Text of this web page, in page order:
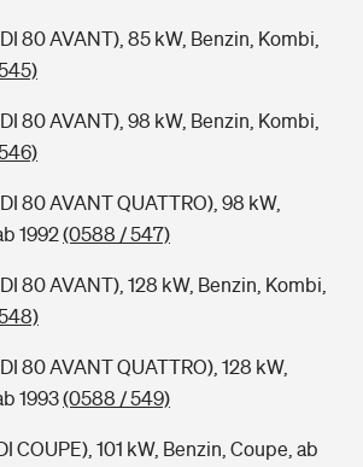
80 AVANT), 85 kW, Benzin, Kombi,
80 AVANT), 98 kW, Benzin, Kombi,
80 AVANT QUATTRO), 98 kW,
1992(0588 / 547)
80 AVANT), 128 kW, Benzin, Kombi,
80 AVANT QUATTRO), 128 kW,
1993(0588 / 549)
COUPE), 101 kW, Benzin, Coupe, ab